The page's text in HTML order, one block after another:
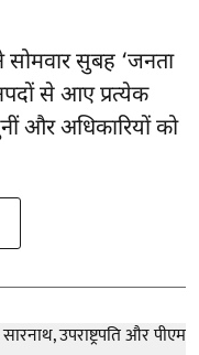
सोमवार सुबह ‘जनता
से आए प्रत्येक
और अधिकारियों को